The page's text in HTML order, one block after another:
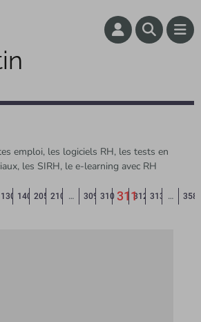
emploi, les logiciels RH, les tests en
les SIRH, le e-learning avec RH
130 140 205 210 … 309 310 311312 313 … 358